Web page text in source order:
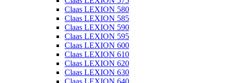
Claas LEXION 580
Claas LEXION 585
Claas LEXION 590
Claas LEXION 595
Claas LEXION 600
Claas LEXION 610
Claas LEXION 620
Claas LEXION 630
Claas LEXION 640